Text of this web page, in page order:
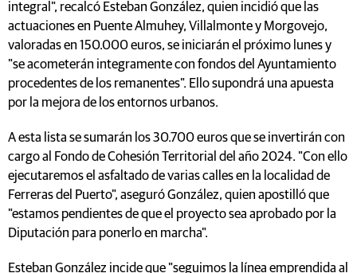
integral", recalcó Esteban González, quien incidió que las
actuaciones en Puente Almuhey, Villalmonte y Morgovejo,
valoradas en 150.000 euros, se iniciarán el próximo lunes y
"se acometerán integramente con fondos del Ayuntamiento
procedentes de los remanentes". Ello supondrá una apuesta
por la mejora de los entornos urbanos.
A esta lista se sumarán los 30.700 euros que se invertirán con
cargo al Fondo de Cohesión Territorial del año 2024. "Con ello
ejecutaremos el asfaltado de varias calles en la localidad de
Ferreras del Puerto", aseguró González, quien apostilló que
"estamos pendientes de que el proyecto sea aprobado por la
Diputación para ponerlo en marcha".
Esteban González incide que "seguimos la línea emprendida al